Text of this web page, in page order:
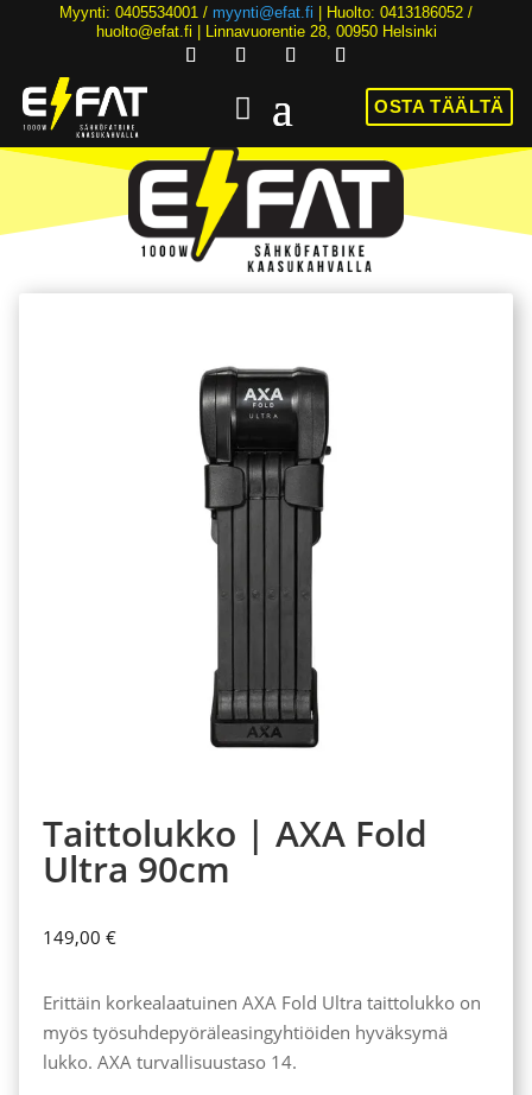
Myynti: 0405534001 / myynti@efat.fi | Huolto: 0413186052 /
huolto@efat.fi | Linnavuorentie 28, 00950 Helsinki
OSTA TÄÄLTÄ
HINTA NYT ALK. 2899€! | 36KK KOROTONTA MAKSUAIKAA | ALK. 89€/KK
Taittolukko | AXA Fold
Ultra 90cm
149,00 €
Erittäin korkealaatuinen AXA Fold Ultra taittolukko on
myös työsuhdepyöräleasingyhtiöiden hyväksymä
lukko. AXA turvallisuustaso 14.